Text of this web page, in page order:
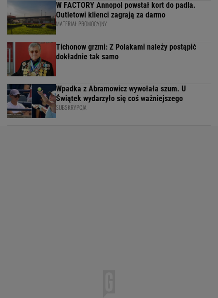
W FACTORY Annopol powstał kort do padla.
Outletowi klienci zagrają za darmo
MATERIAŁ PROMOCYJNY
Tichonow grzmi: Z Polakami należy postąpić
dokładnie tak samo
Wpadka z Abramowicz wywołała szum. U
Świątek wydarzyło się coś ważniejszego
SUBSKRYPCJA